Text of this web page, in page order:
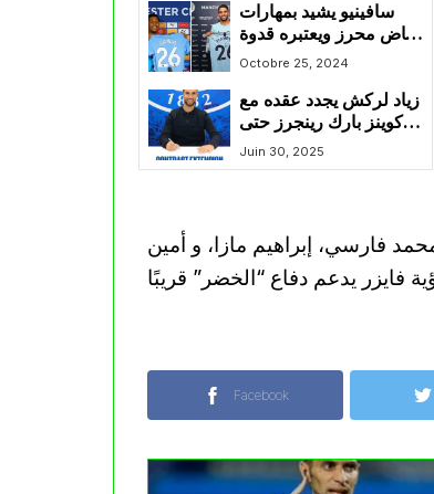
سافينيو يشيد بمهارات
رياض محرز ويعتبره قدوة
في مانشستر سيتي
Octobre 25, 2024
زياد لركش يجدد عقده مع
كوينز بارك رينجرز حتى
عام 2030
Juin 30, 2025
فارسي، إبراهيم مازا، و أمين
Facebook